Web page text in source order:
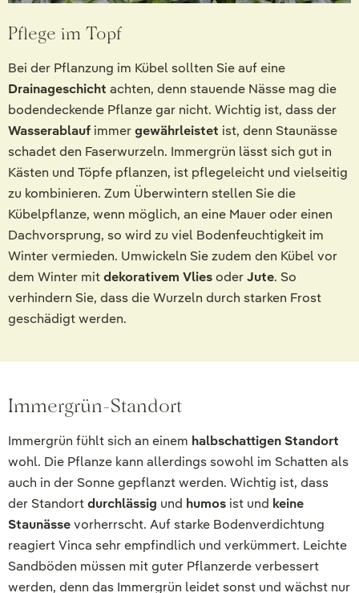
Pflege im Topf
Bei der Pflanzung im Kübel sollten Sie auf eine
Drainageschicht achten, denn stauende Nässe mag die
bodendeckende Pflanze gar nicht. Wichtig ist, dass der
Wasserablauf immergewährleistet ist, denn Staunässe
schadet den Faserwurzeln. Immergrün lässt sich gut in
Kästen und Töpfe pflanzen, ist pflegeleicht und vielseitig
zu kombinieren. Zum Überwintern stellen Sie die
Kübelpflanze, wenn möglich, an eine Mauer oder einen
Dachvorsprung, so wird zu viel Bodenfeuchtigkeit im
Winter vermieden. Umwickeln Sie zudem den Kübel vor
dem Winter mitdekorativem VliesoderJute. So
verhindern Sie, dass die Wurzeln durch starken Frost
geschädigt werden.
Immergrün-Standort
Immergrün fühlt sich an einem halbschattigen Standort
wohl. Die Pflanze kann allerdings sowohl im Schatten als
auch in der Sonne gepflanzt werden. Wichtig ist, dass
der Standortdurchlässig und humos ist und keine
Staunässevorherrscht. Auf starke Bodenverdichtung
reagiert Vinca sehr empfindlich und verkümmert. Leichte
Sandböden müssen mit guter Pflanzerde verbessert
werden, denn das Immergrün leidet sonst und wächst nur